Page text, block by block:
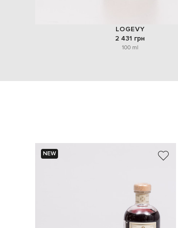
LOGEVY
2 431 грн
100 ml
NEW